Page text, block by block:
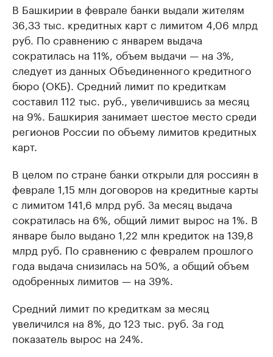
В Башкирии в феврале банки выдали жителям
36,33 тыс. кредитных карт с лимитом 4,06 млрд
руб. По сравнению с январем выдача
сократилась на 11%, объем выдачи — на 3%,
следует из данных Объединенного кредитного
бюро (ОКБ). Средний лимит по кредиткам
составил 112 тыс. руб., увеличившись за месяц
на 9%. Башкирия занимает шестое место среди
регионов России по объему лимитов кредитных
карт.
В целом по стране банки открыли для россиян в
феврале 1,15 млн договоров на кредитные карты
с лимитом 141,6 млрд руб. За месяц выдача
сократилась на 6%, общий лимит вырос на 1%. В
январе было выдано 1,22 млн кредиток на 139,8
млрд руб. По сравнению с февралем прошлого
года выдача снизилась на 50%, а общий объем
одобренных лимитов — на 39%.
Средний лимит по кредиткам за месяц
увеличился на 8%, до 123 тыс. руб. За год
показатель вырос на 24%.